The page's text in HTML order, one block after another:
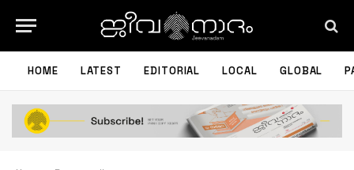
HOME LATEST EDITORIAL LOCAL GLOBAL